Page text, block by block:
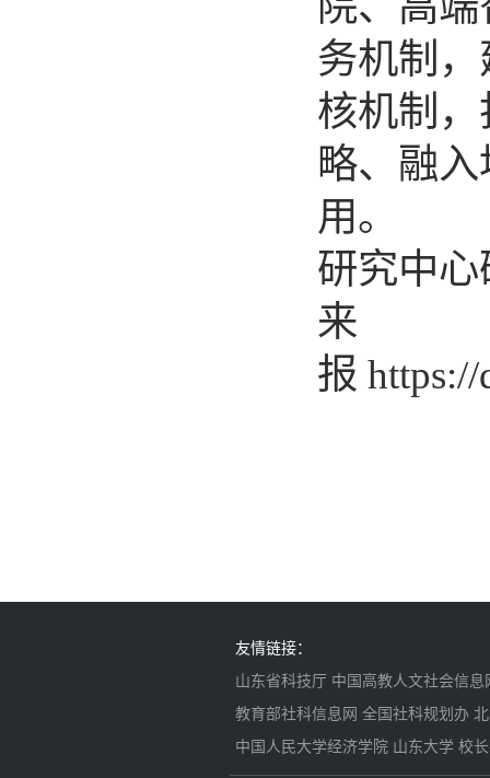
务机制
核机制
略、融
用。 （
研究中
报 https://
友情链接：
山东省科技厅 中国高教人文社会信息
教育部社科信息网 全国社科规划办
中国人民大学经济学院 山东大学 校